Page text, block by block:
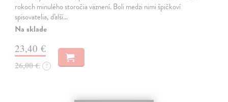
rokoch minulého storočia väznení. Boli medzi nimi špičkoví
spisovatelia, ďalší…
Na sklade
23,40 €
26,00 € ?